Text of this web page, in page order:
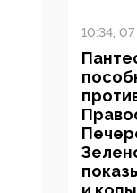
10:34,